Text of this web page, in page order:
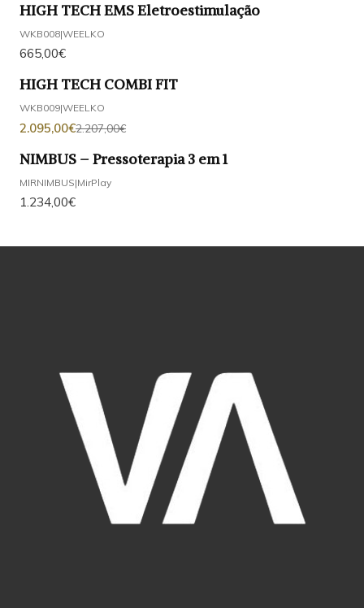
HIGH TECH EMS Eletroestimulação
WKB008|WEELKO
665,00€
-5% DESCONTO
HIGH TECH COMBI FIT
WKB009|WEELKO
2.095,00€2.207,00€
NIMBUS – Pressoterapia 3 em 1
MIRNIMBUS|MirPlay
1.234,00€